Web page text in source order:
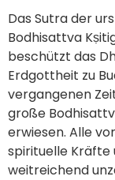
Das Sutra der
Bodhisattva
beschützt das
Erdgottheit zu
vergangenen
große
erwiesen. Alle
spirituelle Kräfte
weitreichend